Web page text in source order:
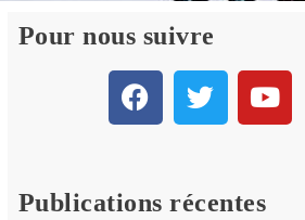
Pour nous suivre
Publications récentes